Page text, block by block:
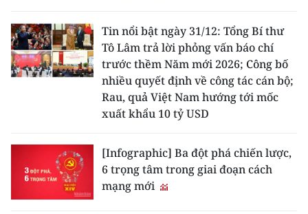
RADIO
MEDIA CENTER
Media Chính trị
Media Kinh tế
Tin nổi bật ngày 31/12: Tổng Bí thư
Tô Lâm trả lời phỏng vấn báo chí
trước thềm Năm mới 2026; Công bố
nhiều quyết định về công tác cán bộ;
Rau, quả Việt Nam hướng tới mốc
xuất khẩu 10 tỷ USD
[Infographic] Ba đột phá chiến lược,
6 trọng tâm trong giai đoạn cách
mạng mới